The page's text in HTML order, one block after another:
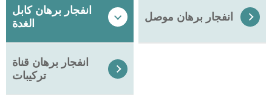
انفجار برهان كابل
الغدة
 انفجار برهان موصل 
انفجار برهان قناة
تركيبات
